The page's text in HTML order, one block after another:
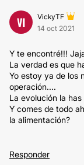
VI
VickyTF
14 oct 2021
Y te encontré!!!
La verdad es que
Yo estoy ya de los
operación....
La evolución la
Y comes de todo
la alimentación?
Responder